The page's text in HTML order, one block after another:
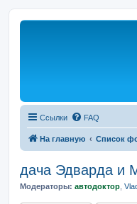
Ссылки FAQ
На главную Список
дача Эдварда и
Модераторы: автодоктор